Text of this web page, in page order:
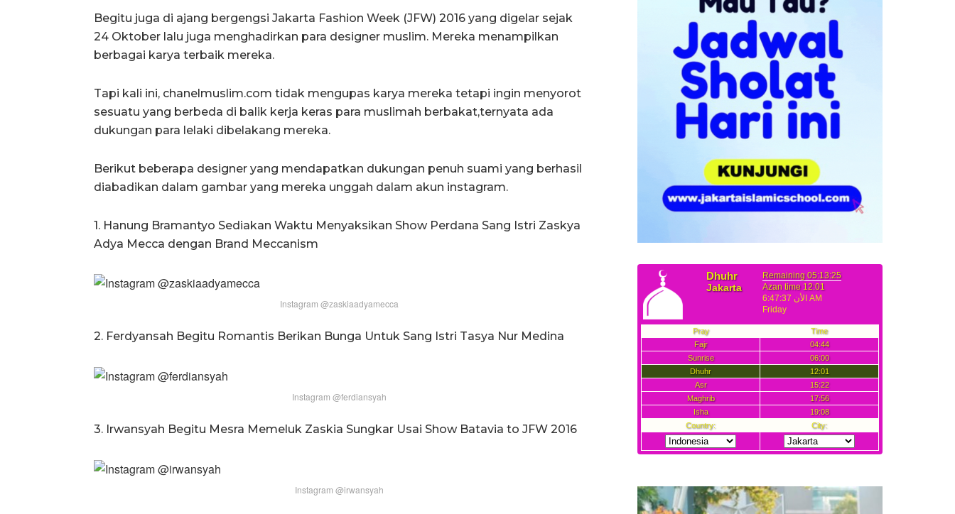
Begitu juga di ajang bergengsi Jakarta Fashion Week (JFW) 2016 yang digelar sejak
24 Oktober lalu juga menghadirkan para designer muslim. Mereka menampilkan
berbagai karya terbaik mereka.
Tapi kali ini, chanelmuslim.com tidak mengupas karya mereka tetapi ingin menyorot
sesuatu yang berbeda di balik kerja keras para muslimah berbakat,ternyata ada
dukungan para lelaki dibelakang mereka.
Berikut beberapa designer yang mendapatkan dukungan penuh suami yang berhasil
diabadikan dalam gambar yang mereka unggah dalam akun instagram.
1. Hanung Bramantyo Sediakan Waktu Menyaksikan Show Perdana Sang Istri Zaskya
Adya Mecca dengan Brand Meccanism
Instagram @zaskiaadyamecca
2. Ferdyansah Begitu Romantis Berikan Bunga Untuk Sang Istri Tasya Nur Medina
Instagram @ferdiansyah
3. Irwansyah Begitu Mesra Memeluk Zaskia Sungkar Usai Show Batavia to JFW 2016
Instagram @irwansyah